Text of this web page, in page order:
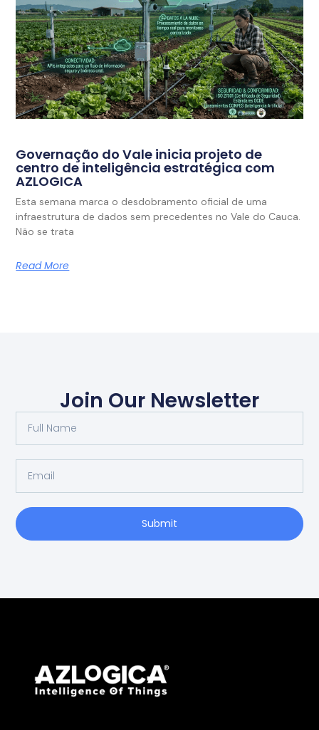
Governação do Vale inicia projeto de
centro de inteligência estratégica com
AZLOGICA
Esta semana marca o desdobramento oficial de uma
infraestrutura de dados sem precedentes no Vale do Cauca.
Não se trata
Read More
Join Our Newsletter
Submit